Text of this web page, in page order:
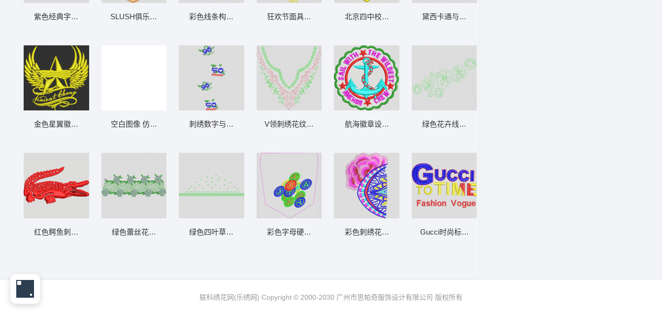
紫色经典字样设计 CLASSIC
金色星翼徽章设计 章仔
红色鳄鱼刺绣图案 鳄鱼
SLUSH俱乐部徽章 亮片 珠片章仔
空白图像 仿水溶下摆大花复杂
绿色蕾丝花边图案 亮片 下摆珠片大花水溶网
彩色线条构成的抽象叶片 叶子
刺绣数字与心形图案设计 戴翅膀的数字
绿色四叶草装饰图案 下摆波浪简单小花
狂欢节面具与文字装饰 舞会面具
V领刺绣花纹设计图 单针曲线领
彩色字母硬币图案 筹码
北京四中校徽 章仔
航海徽章设计 锚章仔
彩色刺绣花卉与几何图案 传统牡丹花
黛西卡通与文字设计 唐老鸭
绿色花卉线稿图案 单针轮廓花朵
Gucci时尚标语刺绣 字母
联科绣花网(乐绣网) Copyright © 2000-2030 广州市思帕奇服饰设计有限公司 版权所有